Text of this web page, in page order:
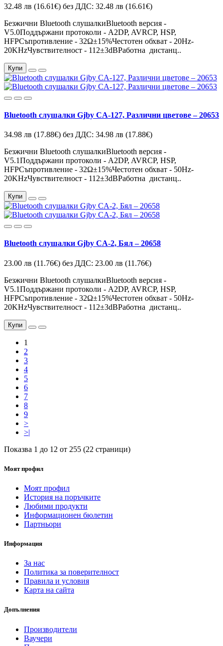
32.48 лв (16.61€) без ДДС: 32.48 лв (16.61€)
Безжични Bluetooth слушалкиBluetooth версия -
V5.0Поддържани протоколи - A2DP, AVRCP, HSP,
HFPСъпротивление - 32Ω±15%Честотен обхват - 20Hz-
20KHzЧувствителност - 112±3dBРаботна дистанц..
Купи
Bluetooth слушалки Gjby CA-127, Различни цветове – 20653
34.98 лв (17.88€) без ДДС: 34.98 лв (17.88€)
Безжични Bluetooth слушалкиBluetooth версия -
V5.1Поддържани протоколи - A2DP, AVRCP, HSP,
HFPСъпротивление - 32Ω±15%Честотен обхват - 50Hz-
20KHzЧувствителност - 112±3dBРаботна дистанц..
Купи
Bluetooth слушалки Gjby CA-2, Бял – 20658
23.00 лв (11.76€) без ДДС: 23.00 лв (11.76€)
Безжични Bluetooth слушалкиBluetooth версия -
V5.1Поддържани протоколи - A2DP, AVRCP, HSP,
HFPСъпротивление - 32Ω±15%Честотен обхват - 50Hz-
20KHzЧувствителност - 112±3dBРаботна дистанц..
Купи
1
2
3
4
5
6
7
8
9
>
>|
Показва 1 до 12 от 255 (22 страници)
Моят профил
Моят профил
История на поръчките
Любими продукти
Информационен бюлетин
Партньори
Информация
За нас
Политика за поверителност
Правила и условия
Карта на сайта
Допълнения
Производители
Ваучери